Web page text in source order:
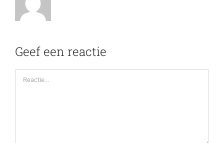
Geef een reactie
Reactie